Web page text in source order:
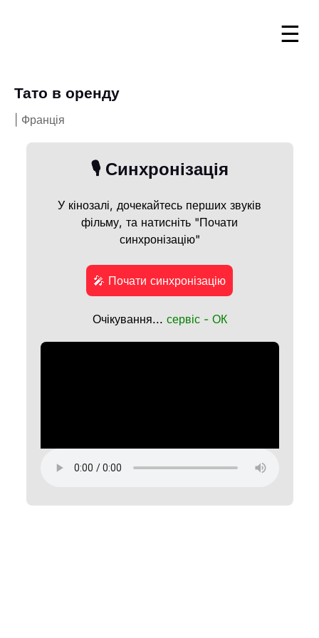
☰
Тато в оренду
| Франція
🎙️ Синхронізація
У кінозалі, дочекайтесь перших звуків
фільму, та натисніть "Почати
синхронізацію"
🎤 Почати синхронізацію
Очікування... сервіс - ОК